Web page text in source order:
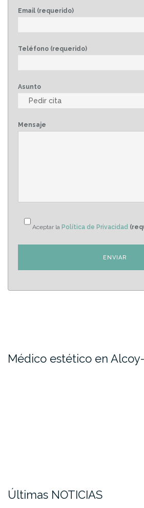
Email (requerido)
Teléfono (requerido)
Asunto
Mensaje
Aceptar la Política de Privacidad
Médico estético en
Últimas NOTICIAS